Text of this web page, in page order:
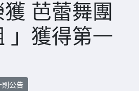
芭蕾舞團
」獲得第一
則公告